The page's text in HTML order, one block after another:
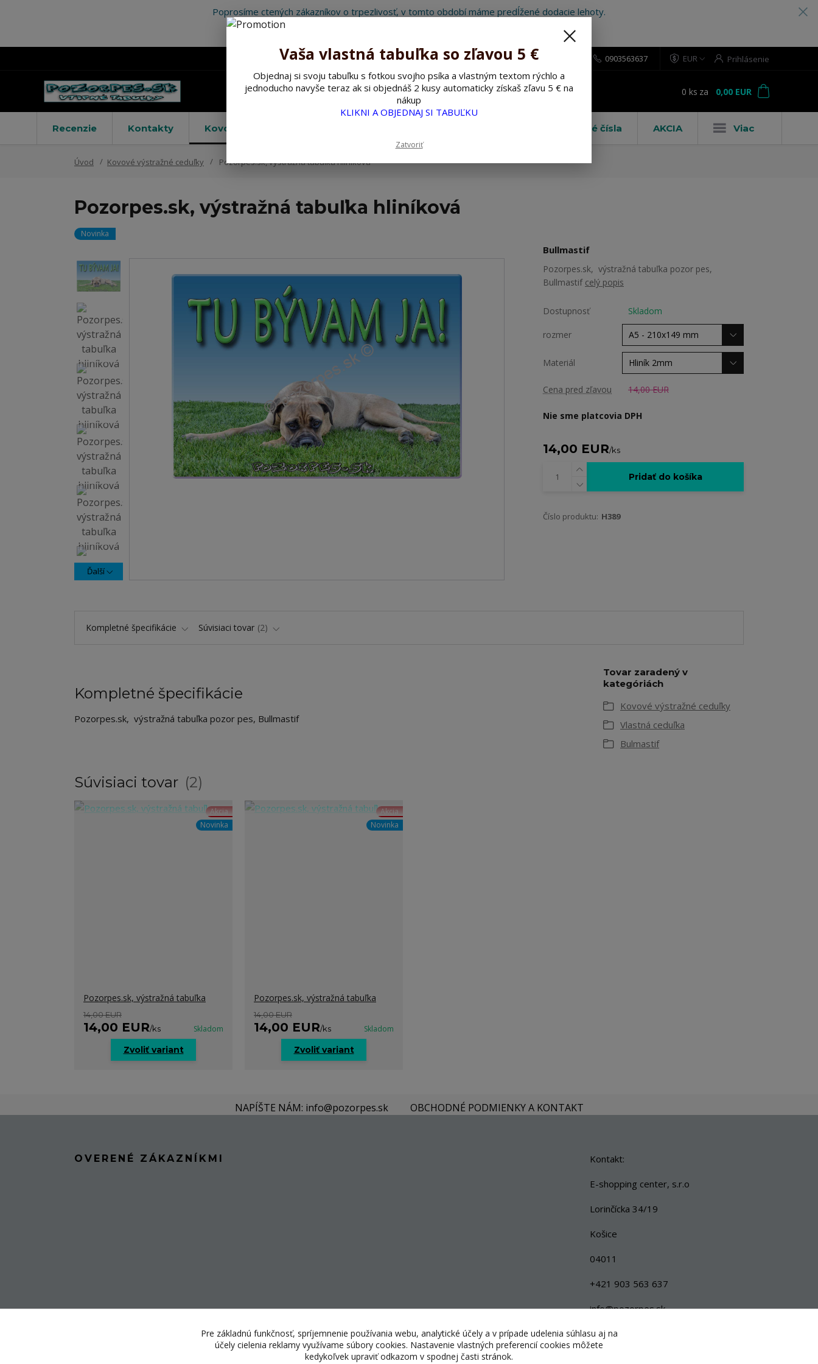
Poprosíme ctených zákazníkov o trpezlivosť, v tomto období máme predĺžené dodacie lehoty.
EUR Prihlásenie
Hľadať
0903563637
0 ks za 0,00 EUR
Recenzie Kontakty Kovové výstražné ceduľky Domové čísla AKCIA Viac
Úvod Kovové výstražné ceduľky Pozorpes.sk, výstražná tabuľka hliníková
Pozorpes.sk, výstražná tabuľka hliníková
Novinka
Ďalší
Bullmastif
Pozorpes.sk, výstražná tabuľka pozor pes,
Bullmastif celý popis
Dostupnosť Skladom
rozmer
Materiál
Cena pred zľavou 14,00 EUR
Nie sme platcovia DPH
14,00 EUR/ks
Pridať do košíka
Číslo produktu: H389
Kompletné špecifikácie Súvisiaci tovar 2
Kompletné špecifikácie
Pozorpes.sk, výstražná tabuľka pozor pes, Bullmastif
Tovar zaradený v
kategóriách
Kovové výstražné ceduľky
Vlastná ceduľka
Bulmastif
Súvisiaci tovar 2
Akcia
Novinka
Pozorpes.sk, výstražná tabuľka
14,00 EUR
14,00 EUR/ks Skladom
Zvoliť variant
Akcia
Novinka
Pozorpes.sk, výstražná tabuľka
14,00 EUR
14,00 EUR/ks Skladom
Zvoliť variant
NAPÍŠTE NÁM: info@pozorpes.sk OBCHODNÉ PODMIENKY A KONTAKT
OVERENÉ ZÁKAZNÍKMI Kontakt:
E-shopping center, s.r.o
Lorinčícka 34/19
Košice
04011
+421 903 563 637
info@pozorpes.sk
Vaša vlastná tabuľka so zľavou 5 €
Objednaj si svoju tabuľku s fotkou svojho psíka a vlastným textom rýchlo a
jednoducho navyše teraz ak si objednáš 2 kusy automaticky získaš zľavu 5 € na
nákup
KLIKNI A OBJEDNAJ SI TABUĽKU
Zatvoriť
Pre základnú funkčnosť, spríjemnenie používania webu, analytické účely a v prípade udelenia súhlasu aj na
účely cielenia reklamy využívame súbory cookies. Nastavenie vlastných preferencií cookies môžete
kedykoľvek upraviť odkazom v spodnej časti stránok.